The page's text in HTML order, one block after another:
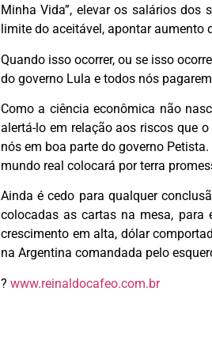
Minha Vida”, elevar os salários
limite do aceitável, apontar
Quando isso ocorrer, ou se isso
do governo Lula e todos nós
Como a ciência econômica não
alertá-lo em relação aos riscos que
nós em boa parte do governo
mundo real colocará por terra
Ainda é cedo para qualquer
colocadas as cartas na mesa, para
crescimento em alta, dólar
na Argentina comandada pelo
? www.reinaldocafeo.com.br